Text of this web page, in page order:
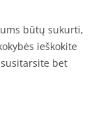
būtų sukurti,
ieškokite
bet